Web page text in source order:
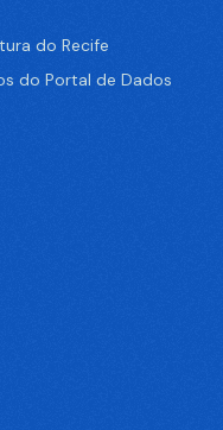
do Recife
do Portal de Dados